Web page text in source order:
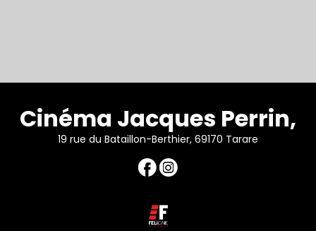
Cinéma Jacques Perrin,
19 rue du Bataillon-Berthier, 69170 Tarare